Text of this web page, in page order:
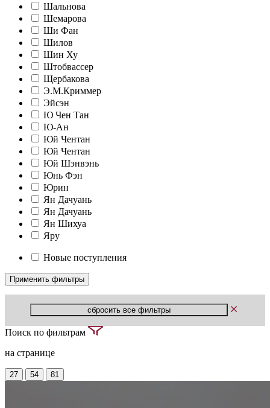
Шальнова
Шемарова
Ши Фан
Шилов
Шин Ху
Штобвассер
Щербакова
Э.М.Криммер
Эйсэн
Ю Чен Тан
Ю-Ан
Юй Чентан
Юй Чентан
Юй Шэнвэнь
Юнь Фэн
Юрин
Ян Дачуань
Ян Дачуань
Ян Шихуа
Яру
Новые поступления
Поиск по фильтрам
на странице
27 54 81